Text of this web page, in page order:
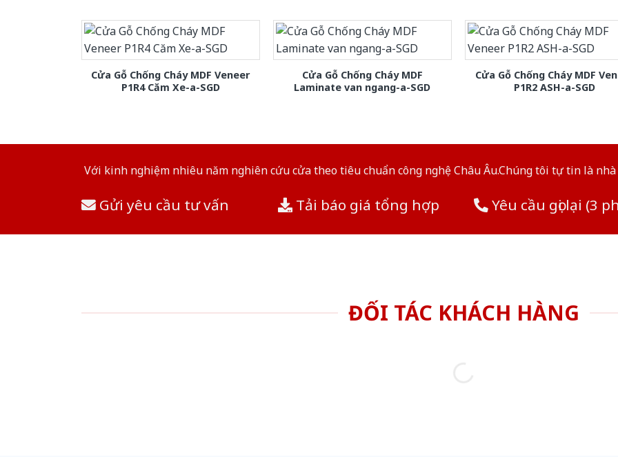
Cửa Gỗ Chống Cháy MDF Veneer
P1R4 Căm Xe-a-SGD
Cửa Gỗ Chống Cháy MDF
Laminate van ngang-a-SGD
Cửa Gỗ Chống Cháy MDF
P1R2 ASH-a-SGD
Với kinh nghiệm nhiêu năm nghiên cứu cửa theo tiêu chuẩn công nghệ Châu Âu.Chúng tôi tự tin là
Gửi yêu cầu tư vấn Tải báo giá tổng hợp Yêu cầu gọi lại (3
ĐỐI TÁC KHÁCH HÀNG